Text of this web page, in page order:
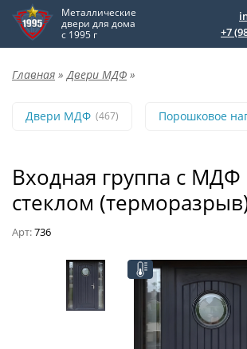
Металлические
двери для дома
с 1995 г
+7
Главная » Двери МДФ »
Двери МДФ (467) Порошковое
Входная группа с МДФ
стеклом
Арт:736